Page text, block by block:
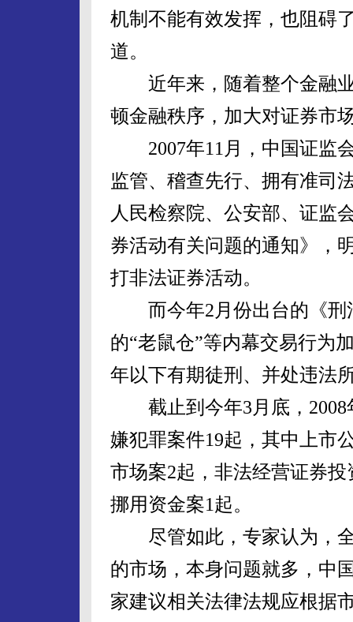
机制不能有效发挥，也阻碍
道。
近年来，随着整个金融业
顿金融秩序，加大对证券市
2007年11月，中国证监
监管、稽查先行、拥有准司
人民检察院、公安部、证监
券活动有关问题的通知》，
打非法证券活动。
而今年2月份出台的《刑
的“老鼠仓”等内幕交易行为
年以下有期徒刑、并处违法
截止到今年3月底，2008
嫌犯罪案件19起，其中上市
市场案2起，非法经营证券
挪用资金案1起。
尽管如此，专家认为，全
的市场，本身问题就多，中
家建议相关法律法规应根据